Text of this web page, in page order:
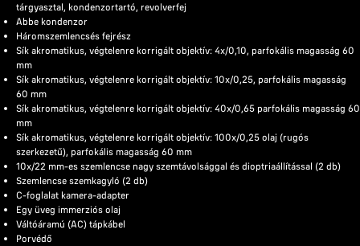
tárgyasztal, kondenzortartó, revolverfej
Abbe kondenzor
Háromszemlencsés fejrész
Sík akromatikus, végtelenre korrigált objektív: 4x/0,10, parfokális magasság 60
mm
Sík akromatikus, végtelenre korrigált objektív: 10x/0,25, parfokális magasság
60 mm
Sík akromatikus, végtelenre korrigált objektív: 40x/0,65 parfokális magasság 60
mm
Sík akromatikus, végtelenre korrigált objektív: 100x/0,25 olaj (rugós
szerkezetű), parfokális magasság 60 mm
10x/22 mm-es szemlencse nagy szemtávolsággal és dioptriaállítással (2 db)
Szemlencse szemkagyló (2 db)
C-foglalat kamera-adapter
Egy üveg immerziós olaj
Váltóáramú (AC) tápkábel
Porvédő